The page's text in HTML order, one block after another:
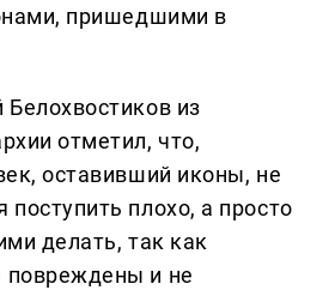
пришедшими в
из
отметил, что,
оставивший иконы, не
плохо, а просто
делать, так как
и не